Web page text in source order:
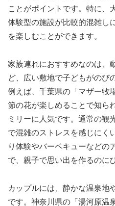
ことがポイントです。特に、
体験型の施設が比較的混雑し
を楽しむことができます。
家族連れにおすすめなのは、
ど、広い敷地で子どもがのび
例えば、千葉県の「マザー牧
節の花が楽しめることで知ら
ミリーに人気です。通常の観
で混雑のストレスを感じにく
り体験やバーベキューなどの
で、親子で思い出を作るのに
カップルには、静かな温泉地
です。神奈川県の「湯河原温